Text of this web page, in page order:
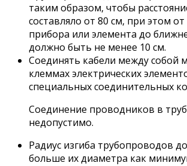
таким образом, чтобы
составляло от 80 см, при этом от
прибора или элемента до
должно быть не менее 10 см.
Соединять кабели между собой
клеммах электрических
специальных соединительных
Соединение проводников в
недопустимо.
Радиус изгиба трубопроводов
больше их диаметра как